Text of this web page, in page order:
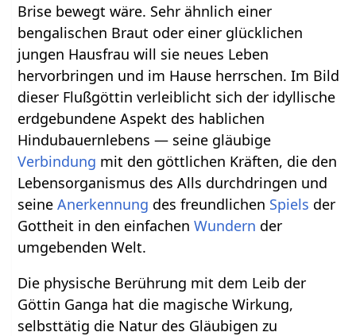
Brise bewegt wäre. Sehr ähnlich einer
bengalischen Braut oder einer glücklichen
jungen Hausfrau will sie neues Leben
hervorbringen und im Hause herrschen. Im Bild
dieser Flußgöttin verleiblicht sich der idyllische
erdgebundene Aspekt des hablichen
Hindubauernlebens — seine gläubige
Verbindung mit den göttlichen Kräften, die den
Lebensorganismus des Alls durchdringen und
seineAnerkennung des freundlichen Spiels der
Gottheit in den einfachenWundern der
umgebenden Welt.
Die physische Berührung mit dem Leib der
Göttin Ganga hat die magische Wirkung,
selbsttätig die Natur des Gläubigen zu